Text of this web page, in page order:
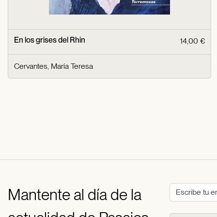
En los grises del Rhin 14,00 €
Cervantes, María Teresa
Mantente al día de la